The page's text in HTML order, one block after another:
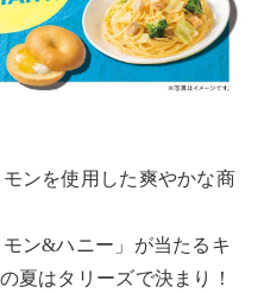
ンを使用した爽やかな商
ン&ハニー」が当たるキ
夏はタリーズで決まり！